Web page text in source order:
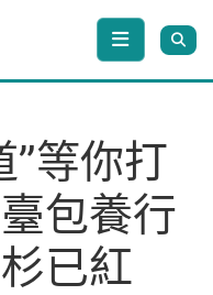
”等你打
包養行
已紅